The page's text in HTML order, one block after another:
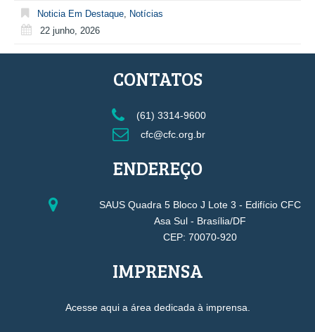
Noticia Em Destaque Notícias
22 junho, 2026
CONTATOS
(61) 3314-9600
cfc@cfc.org.br
ENDEREÇO
SAUS Quadra 5 Bloco J Lote 3 - Edifício CFC
Asa Sul - Brasília/DF
CEP: 70070-920
IMPRENSA
Acesse aqui a área dedicada à imprensa.